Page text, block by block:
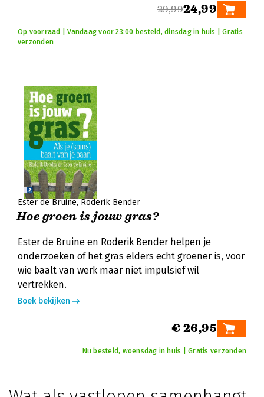
29,9924,99
Op voorraad | Vandaag voor 23:00 besteld, dinsdag in huis | Gratis
verzonden
Ester de Bruine Roderik Bender
Hoe groen is jouw gras?
Ester de Bruine en Roderik Bender helpen je
onderzoeken of het gras elders echt groener is, voor
wie baalt van werk maar niet impulsief wil
vertrekken.
Boek bekijken
€ 26,95
Nu besteld, woensdag in huis | Gratis verzonden